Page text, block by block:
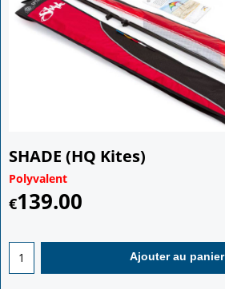
SHADE (HQ Kites)
Polyvalent
€139.00
Ajouter au panier